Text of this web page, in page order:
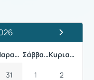
Επόμενος
Παρασκευή Σάββατο Κυριακή
31 1 2